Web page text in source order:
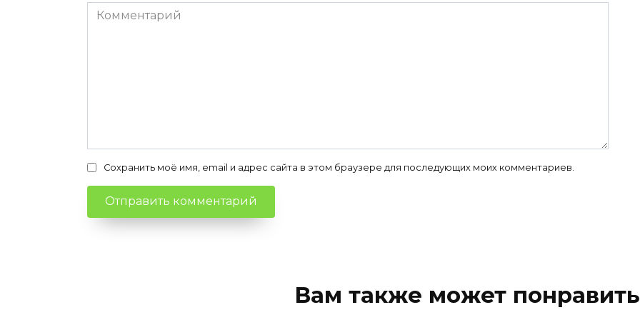
Комментарий
Сохранить моё имя, email и адрес сайта в этом браузере для последующих моих комментариев.
Вам также может